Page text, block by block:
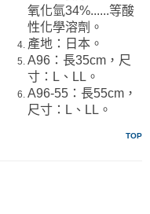
氧化氫34%......等酸
性化學溶劑。
產地：日本。
A96：長35cm，尺
寸：L、LL。
A96-55：長55cm，
尺寸：L、LL。
TOP